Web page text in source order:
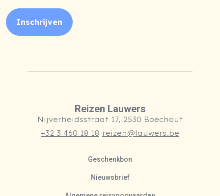
Inschrijven
Reizen Lauwers
Nijverheidsstraat 17, 2530 Boechout
+32 3 460 18 18 reizen@lauwers.be
Geschenkbon
Nieuwsbrief